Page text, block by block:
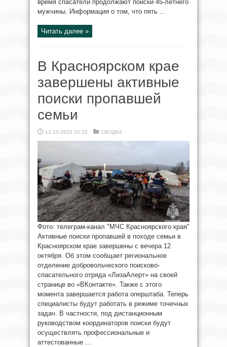
время спасатели продолжают поиски 45-летнего
мужчины. Информация о том, что пять ...
Читать далее »
В Красноярском крае
завершены активные
поиски пропавшей
семьи
12.10.2025 20:25 СВОДКА
Фото: телеграм-канал "МЧС Красноярского края"
Активные поиски пропавшей в походе семьи в
Красноярском крае завершены с вечера 12
октября. Об этом сообщает региональное
отделение добровольческого поисково-
спасательного отряда «ЛизаАлерт» на своей
странице во «ВКонтакте». Также с этого
момента завершается работа оперштаба. Теперь
специалисты будут работать в режиме точечных
задач. В частности, под дистанционным
руководством координаторов поиски будут
осуществлять профессиональные и
аттестованные ...